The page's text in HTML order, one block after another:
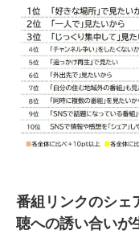
番組リンクのシェ
聴への誘い合いが